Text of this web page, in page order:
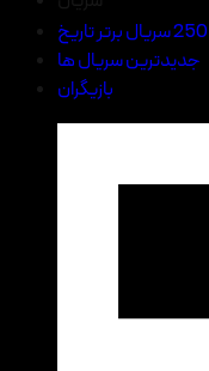
250 سریال برتر تاریخ
جدیدترین سریال ها
بازیگران